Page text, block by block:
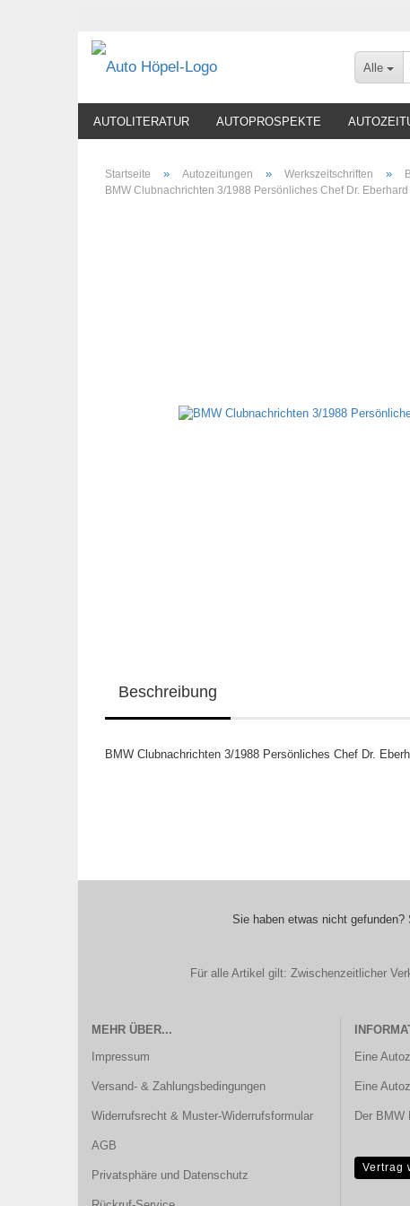
Alle
AUTOLITERATUR AUTOPROSPEKTE
Startseite » Autozeitungen » Werkszeitschriften »
BMW Clubnachrichten 3/1988 Persönliches Chef Dr.
Beschreibung
BMW Clubnachrichten 3/1988 Persönliches Chef Dr.
Sie haben etwas nicht
Für alle Artikel gilt: Zwischenzeitlicher
MEHR ÜBER...
Impressum
Versand- & Zahlungsbedingungen
Widerrufsrecht & Muster-Widerrufsformular
AGB
Privatsphäre und Datenschutz
Eine
Eine
Der BMW
Vertrag